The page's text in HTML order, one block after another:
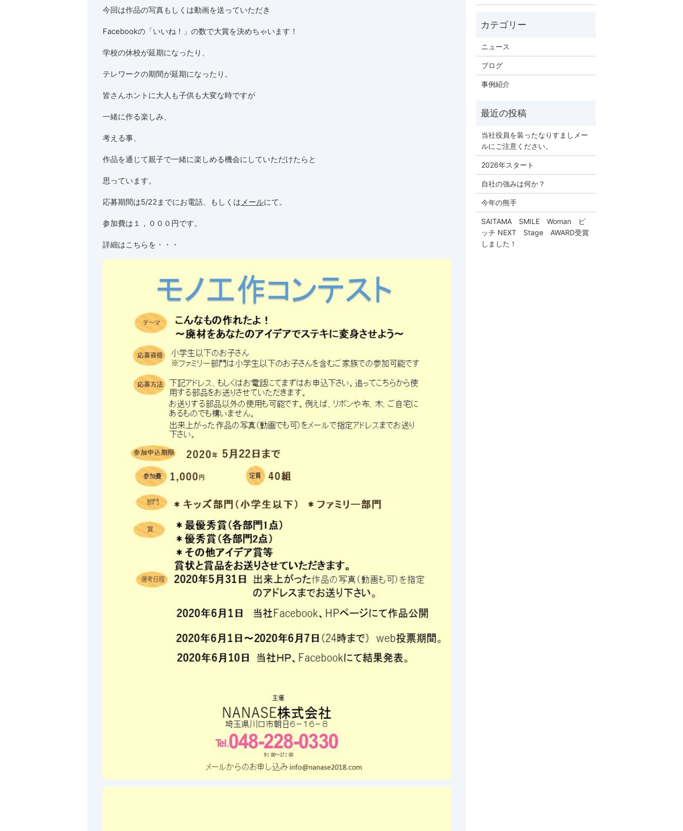
今回は作品の写真もしくは動画を送っていただき
Facebookの「いいね！」の数で大賞を決めちゃいます！
学校の休校が延期になったり、
テレワークの期間が延期になったり。
皆さんホントに大人も子供も大変な時ですが
一緒に作る楽しみ、
考える事、
作品を通じて親子で一緒に楽しめる機会にしていただけたらと
思っています。
応募期間は5/22までにお電話、もしくはメールにて。
参加費は１，０００円です。
詳細はこちらを・・・
ニュース
ブログ
事例紹介
当社役員を装ったなりすましメー
ルにご注意ください。
2026年スタート
自社の強みは何か？
今年の熊手
SAITAMA SMILE Woman ピ
ッチ NEXT Stage AWARD受賞
しました！